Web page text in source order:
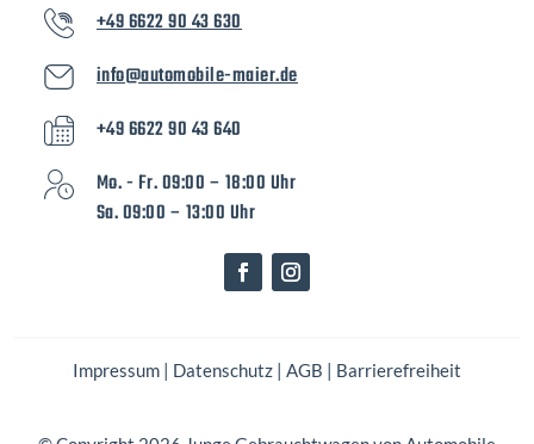
+49 6622 90 43 630
info@automobile-maier.de
+49 6622 90 43 640
Mo. - Fr. 09:00 – 18:00 Uhr
Sa. 09:00 – 13:00 Uhr
Impressum | Datenschutz | AGB | Barrierefreiheit